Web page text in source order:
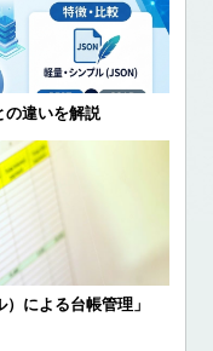
の違いを解説
による台帳管理」